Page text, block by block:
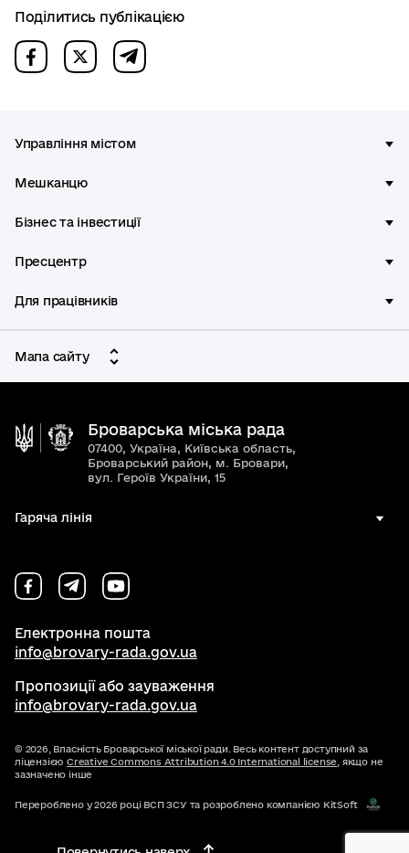
Поділитись публікацією
Управління містом
Мешканцю
Бізнес та інвестиції
Пресцентр
Для працівників
Мапа сайту
Броварська міська рада
07400, Україна, Київська область,
Броварський район, м. Бровари,
вул. Героїв України, 15
Гаряча лінія
Електронна пошта
info@brovary-rada.gov.ua
Пропозиції або зауваження
info@brovary-rada.gov.ua
© 2026, Власність Броварської міської ради. Весь контент доступний за
ліцензією Creative Commons Attribution 4.0 International license , якщо не
зазначено інше
Перероблено у 2026 році ВСП ЗСУ та розроблено компанією KitSoft